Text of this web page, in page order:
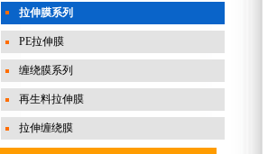
拉伸膜系列
PE拉伸膜
缠绕膜系列
再生料拉伸膜
拉伸缠绕膜